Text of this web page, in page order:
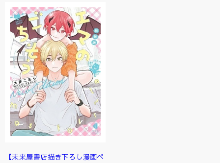
【未来屋書店描き下ろし漫画ペ